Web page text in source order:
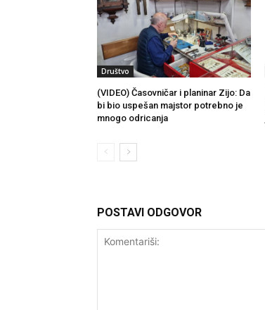
Društvo
(VIDEO) Časovničar i planinar Zijo: Da
bi bio uspešan majstor potrebno je
mnogo odricanja
POSTAVI ODGOVOR